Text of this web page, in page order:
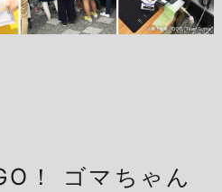
！ ゴマちゃん